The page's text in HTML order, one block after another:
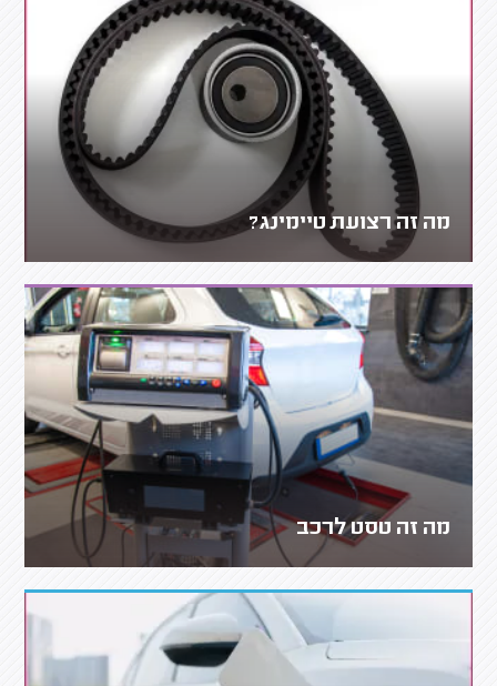
מה זה רצועת טיימינג?
מה זה טסט לרכב